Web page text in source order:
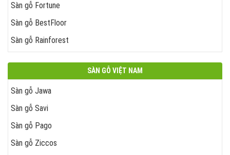
Sàn gỗ Fortune
Sàn gỗ BestFloor
Sàn gỗ Rainforest
SÀN GỖ VIỆT NAM
Sàn gỗ Jawa
Sàn gỗ Savi
Sàn gỗ Pago
Sàn gỗ Ziccos